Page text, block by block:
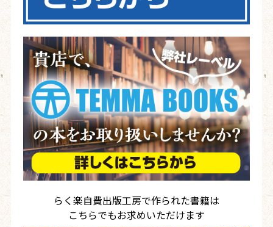
らく楽自費出版工房で作られた書籍は
こちらでもお求めいただけます